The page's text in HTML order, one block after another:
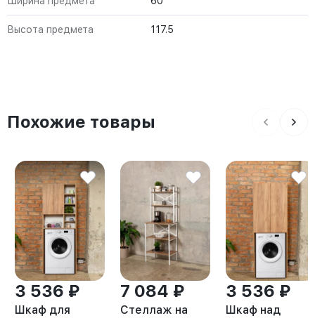
Высота предмета 117.5
Похожие товары
3 536 ₽
Шкаф для
7 084 ₽
Стеллаж на
3 536 ₽
Шкаф над